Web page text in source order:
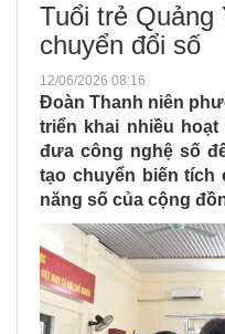
Tuổi trẻ Quảng
chuyển đổi số
12/06/2026 08:16
Đoàn Thanh niên
triển khai nhiều
đưa công nghệ số
tạo chuyển biến
năng số của cộng